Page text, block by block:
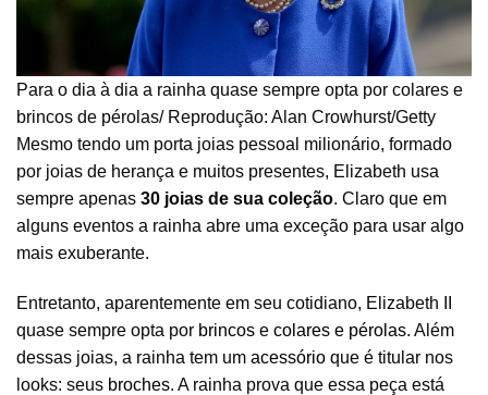
Para o dia à dia a rainha quase sempre opta por colares e
brincos de pérolas/ Reprodução: Alan Crowhurst/Getty
Mesmo tendo um porta joias pessoal milionário, formado
por joias de herança e muitos presentes, Elizabeth usa
sempre apenas 30 joias de sua coleção. Claro que em
alguns eventos a rainha abre uma exceção para usar algo
mais exuberante.
Entretanto, aparentemente em seu cotidiano, Elizabeth II
quase sempre opta por brincos e colares e pérolas. Além
dessas joias, a rainha tem um acessório que é titular nos
looks: seus broches. A rainha prova que essa peça está